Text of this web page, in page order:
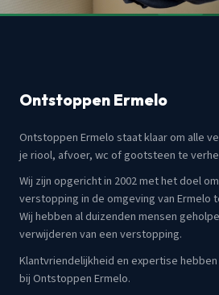
Ontstoppen Ermelo
Ontstoppen Ermelo staat klaar om alle
je riool, afvoer, wc of gootsteen te
Wij zijn opgericht in 2002 met het doel
verstopping in de omgeving van Ermelo
Wij hebben al duizenden mensen
verwijderen van een verstopping.
Klantvriendelijkheid en expertise
bij Ontstoppen Ermelo.